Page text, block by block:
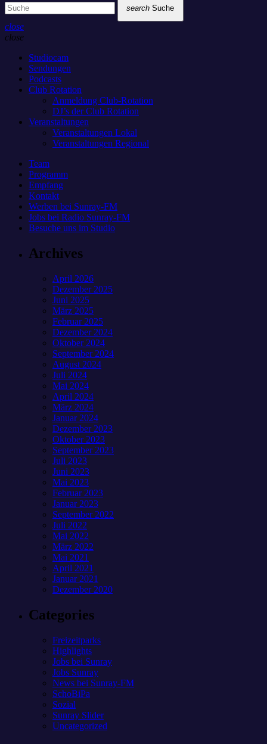
search Suche
close
close
Studiocam
Sendungen
Podcasts
Club Rotation
Anmeldung Club-Rotation
DJ’s der Club Rotation
Veranstaltungen
Veranstaltungen Lokal
Veranstaltungen Regional
Team
Programm
Empfang
Kontakt
Werben bei Sunray-FM
Jobs bei Radio Sunray-FM
Besuche uns im Studio
Archives
April 2026
Dezember 2025
Juni 2025
März 2025
Februar 2025
Dezember 2024
Oktober 2024
September 2024
August 2024
Juli 2024
Mai 2024
April 2024
März 2024
Januar 2024
Dezember 2023
Oktober 2023
September 2023
Juli 2023
Juni 2023
Mai 2023
Februar 2023
Januar 2023
September 2022
Juli 2022
Mai 2022
März 2022
Mai 2021
April 2021
Januar 2021
Dezember 2020
Categories
Freizeitparks
Highlights
Jobs bei Sunray
Jobs Sunray
News bei Sunray-FM
SchoBiPa
Sozial
Sunray Slider
Uncategorized